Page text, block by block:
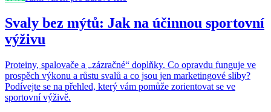
Svaly bez mýtů: Jak na účinnou sportovní
výživu
Proteiny, spalovače a „zázračné“ doplňky. Co opravdu funguje ve
prospěch výkonu a růstu svalů a co jsou jen marketingové sliby?
Podívejte se na přehled, který vám pomůže zorientovat se ve
sportovní výživě.